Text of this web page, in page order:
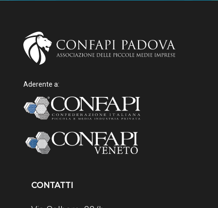
Aderente a:
CONTATTI